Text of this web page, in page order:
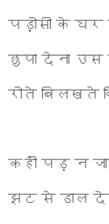
पड़ोसी के
छुपा देना उस
रोते बिलखते
कहीं पड़ न
झट से डाल